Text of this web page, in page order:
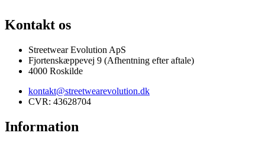
Kontakt os
Streetwear Evolution ApS
Fjortenskæppevej 9 (Afhentning efter aftale)
4000 Roskilde
kontakt@streetwearevolution.dk
CVR: 43628704
Information